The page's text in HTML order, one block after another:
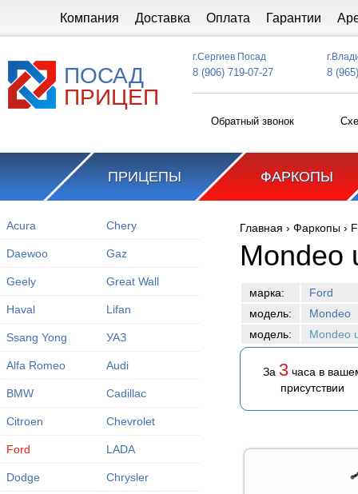
Компания Доставка Оплата Гарантии
ПОСАД
ПРИЦЕП
г.Сергиев Посад
8 (906) 719-07-27 8
Обратный звонок
ПРИЦЕПЫ ФАРКОПЫ
Acura Chery
Daewoo Gaz
Geely Great Wall
Haval Lifan
Ssang Yong УАЗ
Alfa Romeo Audi
BMW Cadillac
Citroen Chevrolet
Ford LADA
Dodge Chrysler
Вы здесь
Главная › Фаркопы ›
Mondeo
марка:
Ford
модель:
Mondeo
модель:
Mondeo
За 3часа в
присутствии